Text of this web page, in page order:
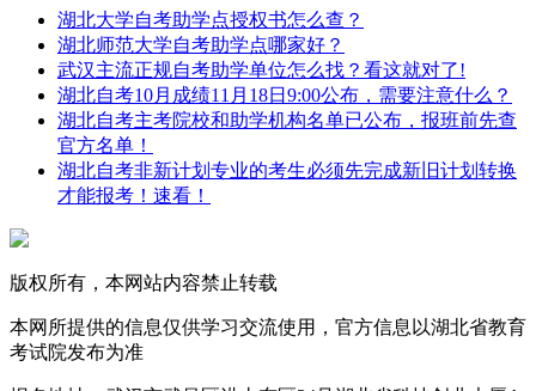
湖北大学自考助学点授权书怎么查？
湖北师范大学自考助学点哪家好？
武汉主流正规自考助学单位怎么找？看这就对了!
湖北自考10月成绩11月18日9:00公布，需要注意什么？
湖北自考主考院校和助学机构名单已公布，报班前先查
官方名单！
湖北自考非新计划专业的考生必须先完成新旧计划转换
才能报考！速看！
版权所有，本网站内容禁止转载
本网所提供的信息仅供学习交流使用，官方信息以湖北省教育
考试院发布为准